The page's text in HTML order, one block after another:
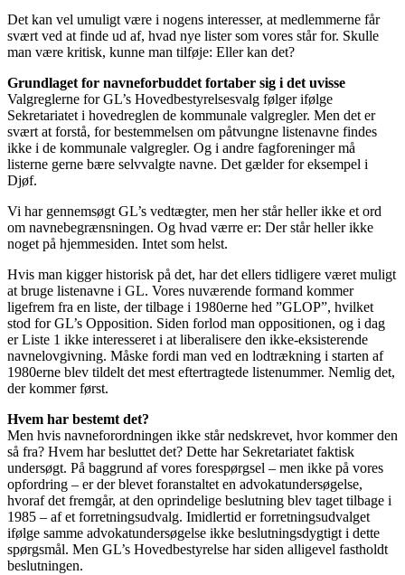
Det kan vel umuligt være i nogens interesser, at medlemmerne får
svært ved at finde ud af, hvad nye lister som vores står for. Skulle
man være kritisk, kunne man tilføje: Eller kan det?
Grundlaget for navneforbuddet fortaber sig i det uvisse
Valgreglerne for GL’s Hovedbestyrelsesvalg følger ifølge
Sekretariatet i hovedreglen de kommunale valgregler. Men det er
svært at forstå, for bestemmelsen om påtvungne listenavne findes
ikke i de kommunale valgregler. Og i andre fagforeninger må
listerne gerne bære selvvalgte navne. Det gælder for eksempel i
Djøf.
Vi har gennemsøgt GL’s vedtægter, men her står heller ikke et ord
om navnebegrænsningen. Og hvad værre er: Der står heller ikke
noget på hjemmesiden. Intet som helst.
Hvis man kigger historisk på det, har det ellers tidligere været muligt
at bruge listenavne i GL. Vores nuværende formand kommer
ligefrem fra en liste, der tilbage i 1980erne hed ”GLOP”, hvilket
stod for GL’s Opposition. Siden forlod man oppositionen, og i dag
er Liste 1 ikke interesseret i at liberalisere den ikke-eksisterende
navnelovgivning. Måske fordi man ved en lodtrækning i starten af
1980erne blev tildelt det mest eftertragtede listenummer. Nemlig det,
der kommer først.
Hvem har bestemt det?
Men hvis navneforordningen ikke står nedskrevet, hvor kommer den
så fra? Hvem har besluttet det? Dette har Sekretariatet faktisk
undersøgt. På baggrund af vores forespørgsel – men ikke på vores
opfordring – er der blevet foranstaltet en advokatundersøgelse,
hvoraf det fremgår, at den oprindelige beslutning blev taget tilbage i
1985 – af et forretningsudvalg. Imidlertid er forretningsudvalget
ifølge samme advokatundersøgelse ikke beslutningsdygtigt i dette
spørgsmål. Men GL’s Hovedbestyrelse har siden alligevel fastholdt
beslutningen.